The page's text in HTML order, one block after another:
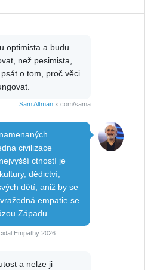
optimista a budu
než pesimista,
o tom, proč věci
Sam Altman x.com/sama
civilizace
ctností je
dědictví,
dětí, aniž by se
empatie se
Západu.
Empathy 2026
a nelze ji